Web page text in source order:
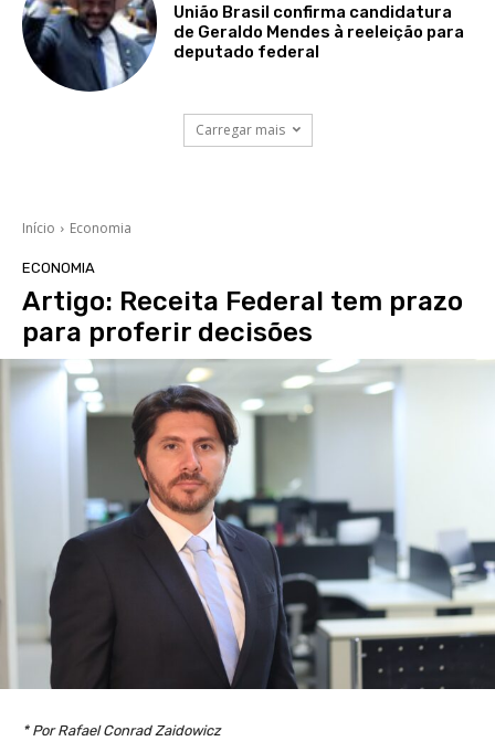
União Brasil confirma candidatura
de Geraldo Mendes à reeleição para
deputado federal
Carregar mais